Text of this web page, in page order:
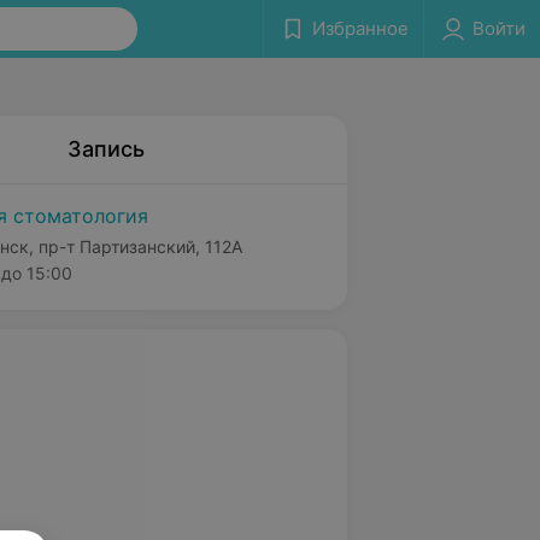
Избранное Войти
Запись
стоматология
пр-т Партизанский, 112А
до 15:00